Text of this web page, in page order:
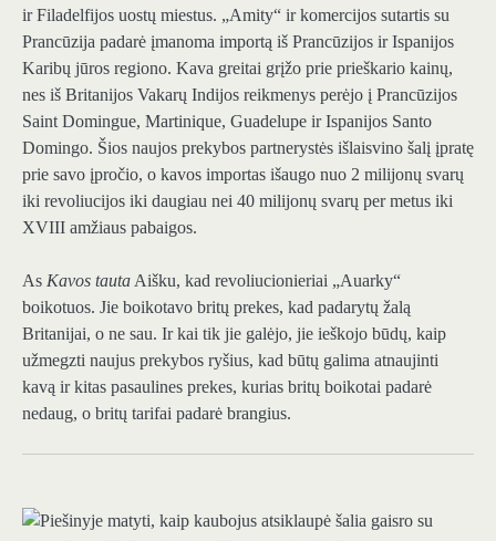
ir Filadelfijos uostų miestus. „Amity“ ir komercijos sutartis su
Prancūzija padarė įmanoma importą iš Prancūzijos ir Ispanijos
Karibų jūros regiono. Kava greitai grįžo prie prieškario kainų,
nes iš Britanijos Vakarų Indijos reikmenys perėjo į Prancūzijos
Saint Domingue, Martinique, Guadelupe ir Ispanijos Santo
Domingo. Šios naujos prekybos partnerystės išlaisvino šalį įpratę
prie savo įpročio, o kavos importas išaugo nuo 2 milijonų svarų
iki revoliucijos iki daugiau nei 40 milijonų svarų per metus iki
XVIII amžiaus pabaigos.
As Kavos tauta Aišku, kad revoliucionieriai „Auarky“
boikotuos. Jie boikotavo britų prekes, kad padarytų žalą
Britanijai, o ne sau. Ir kai tik jie galėjo, jie ieškojo būdų, kaip
užmegzti naujus prekybos ryšius, kad būtų galima atnaujinti
kavą ir kitas pasaulines prekes, kurias britų boikotai padarė
nedaug, o britų tarifai padarė brangius.